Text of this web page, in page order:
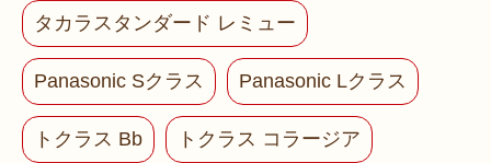
タカラスタンダード レミュー
Panasonic Sクラス Panasonic Lクラス
トクラス Bb トクラス コラージア